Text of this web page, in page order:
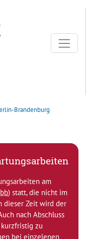
Brandenburg
am
) statt, die nicht im
dieser Zeit wird der
nach Abschluss
zu
bei einzelenen